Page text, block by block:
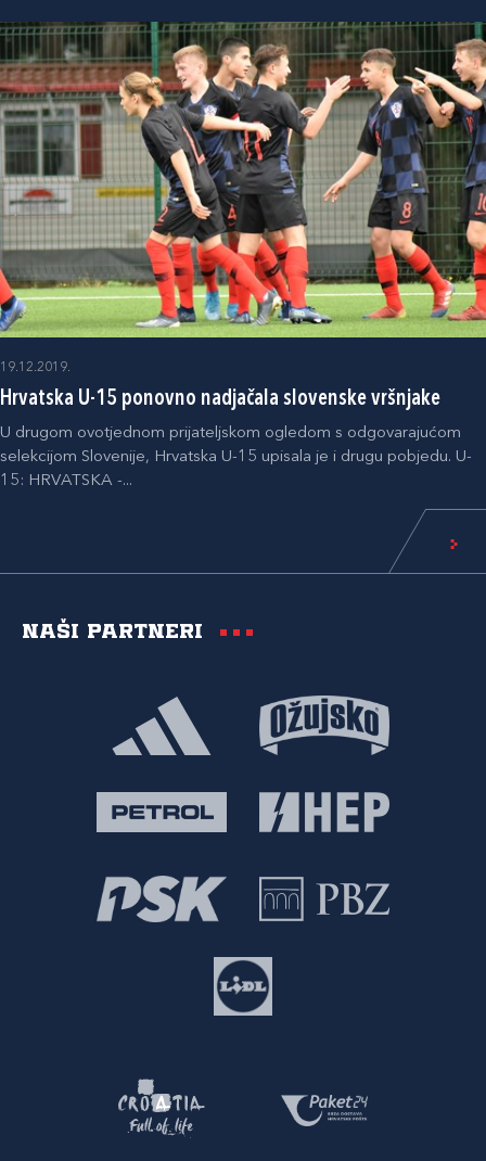
19.12.2019.
Hrvatska U-15 ponovno nadjačala slovenske vršnjake
U drugom ovotjednom prijateljskom ogledom s odgovarajućom
selekcijom Slovenije, Hrvatska U-15 upisala je i drugu pobjedu. U-
15: HRVATSKA -...
Naši partneri